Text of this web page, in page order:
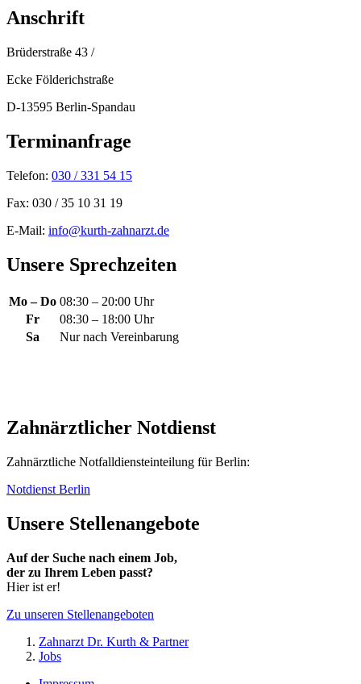
Anschrift
Brüderstraße 43 /
Ecke Földerichstraße
D-13595 Berlin-Spandau
Terminanfrage
Telefon: 030 / 331 54 15
Fax: 030 / 35 10 31 19
E-Mail: info@kurth-zahnarzt.de
Unsere Sprechzeiten
Mo – Do 08:30 – 20:00 Uhr
Fr
08:30 – 18:00 Uhr
Sa
Nur nach Vereinbarung
Zahnärztlicher Notdienst
Zahnärztliche Notfall­dienst­einteilung für Berlin:
Notdienst Berlin
Unsere Stellenangebote
Auf der Suche nach einem Job,
der zu Ihrem Leben passt?
Hier ist er!
Zu unseren Stellenangeboten
Zahnarzt Dr. Kurth & Partner
Jobs